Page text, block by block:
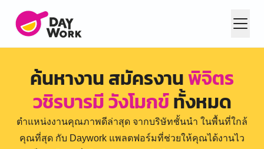
ค้นหางาน สมัครงานพิจิตร
วชิรบารมี วังโมกข์ทั้งหมด
ตำแหน่งงานคุณภาพดีล่าสุด จากบริษัทชั้นนำ ในพื้นที่ใกล้
คุณที่สุด กับ Daywork แพลตฟอร์มที่ช่วยให้คุณได้งานไว